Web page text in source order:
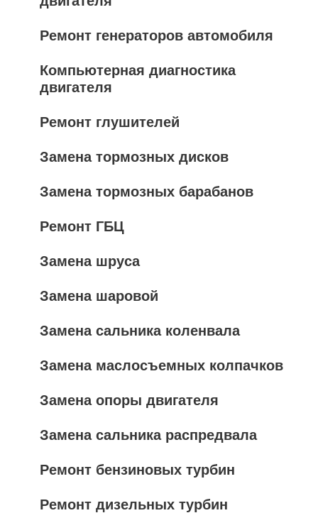
Ремонт генераторов автомобиля
Компьютерная диагностика
двигателя
Ремонт глушителей
Замена тормозных дисков
Замена тормозных барабанов
Ремонт ГБЦ
Замена шруса
Замена шаровой
Замена сальника коленвала
Замена маслосъемных колпачков
Замена опоры двигателя
Замена сальника распредвала
Ремонт бензиновых турбин
Ремонт дизельных турбин